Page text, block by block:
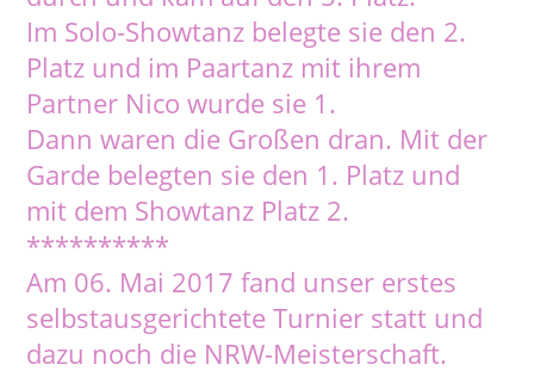
Im Solo-Showtanz belegte sie den 2.
Platz und im Paartanz mit ihrem
Partner Nico wurde sie 1.
Dann waren die Großen dran. Mit der
Garde belegten sie den 1. Platz und
mit dem Showtanz Platz 2.
**********
Am 06. Mai 2017 fand unser erstes
selbstausgerichtete Turnier statt und
dazu noch die NRW-Meisterschaft.